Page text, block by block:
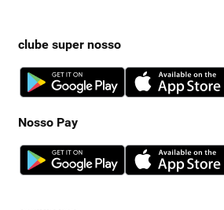
clube super nosso
Nosso Pay